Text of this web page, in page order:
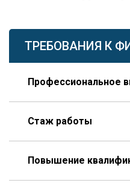
ТРЕБОВАНИЯ К
Профессиональное
проектирования.
Стаж работы
или больше, 3 года из
Повышение